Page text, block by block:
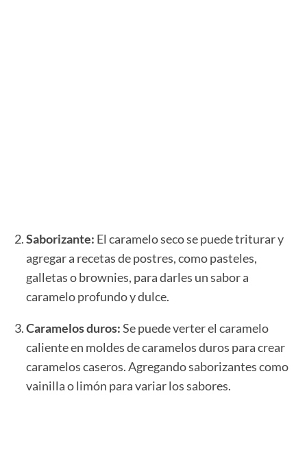
Saborizante: El caramelo seco se puede triturar y
agregar a recetas de postres, como pasteles,
galletas o brownies, para darles un sabor a
caramelo profundo y dulce.
Caramelos duros:Se puede verter el caramelo
caliente en moldes de caramelos duros para crear
caramelos caseros. Agregando saborizantes como
vainilla o limón para variar los sabores.